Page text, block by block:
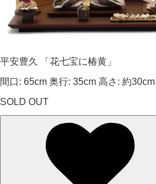
平安豊久 「花七宝に椿黄」
間口: 65cm 奥行: 35cm 高さ: 約30cm
SOLD OUT